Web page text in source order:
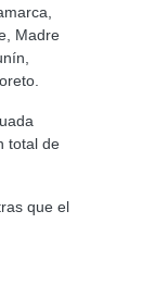
Madre
total de
que el